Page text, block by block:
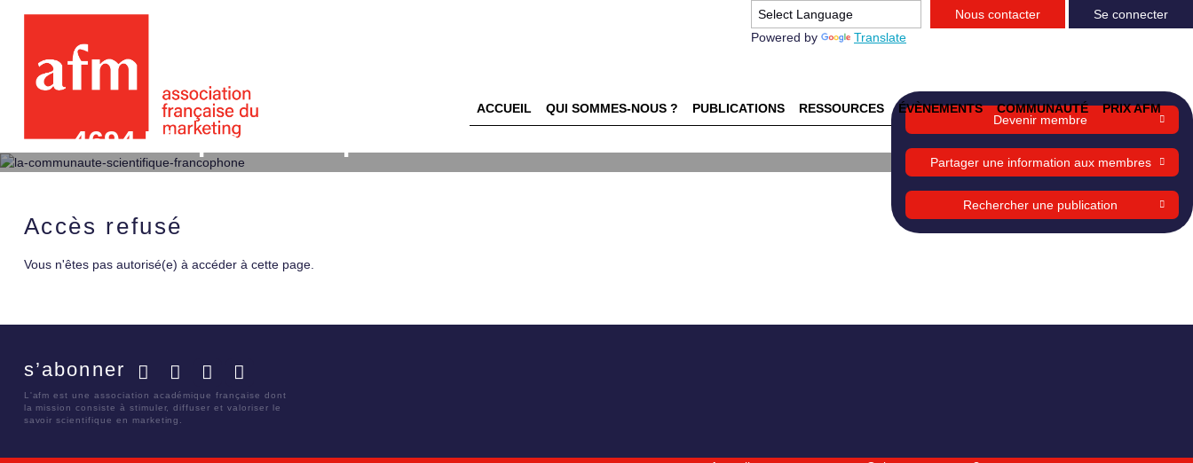
Powered by Translate
Nous contacter Se connecter
ACCUEIL QUI SOMMES-NOUS ? PUBLICATIONS RESSOURCES ÉVÈNEMENTS COMMUNAUTÉ PRIX AFM
4694 Risque et éthique dans l'alimentaire : une étude
exploratoire du discours des consommateurs
Devenir membre
Partager une information aux membres
Rechercher une publication
Accès refusé
Vous n'êtes pas autorisé(e) à accéder à cette page.
s’abonner
L'afm est une association académique française dont
la mission consiste à stimuler, diffuser et valoriser le
savoir scientifique en marketing.